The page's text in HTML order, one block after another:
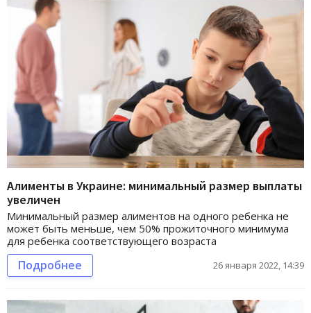
Алименты в Украине: минимальный размер выплаты
увеличен
Минимальный размер алиментов на одного ребенка не
может быть меньше, чем 50% прожиточного минимума
для ребенка соответствующего возраста
Подробнее 26 января 2022, 14:39